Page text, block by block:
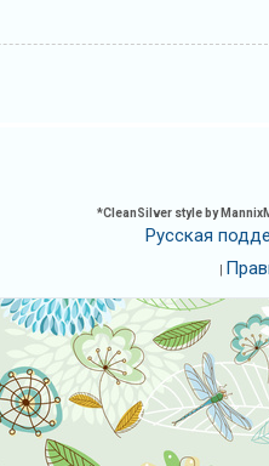
*CleanSilver style by
Русская